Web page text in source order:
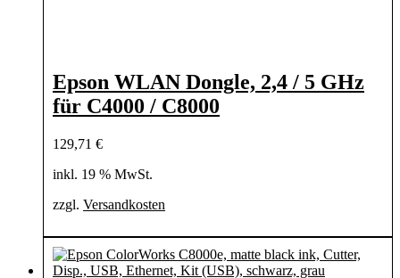
Epson WLAN Dongle, 2,4 / 5 GHz
für C4000 / C8000
129,71 €
inkl. 19 % MwSt.
zzgl. Versandkosten